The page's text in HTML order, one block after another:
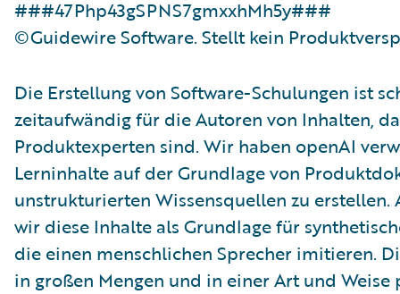
###47Php43gSPNS7gmxxhMh5y###
©Guidewire Software. Stellt kein
Die Erstellung von Software-Schulungen ist
zeitaufwändig für die Autoren von Inhalten,
Produktexperten sind. Wir haben openAI
Lerninhalte auf der Grundlage von
unstrukturierten Wissensquellen zu erstellen.
wir diese Inhalte als Grundlage für
die einen menschlichen Sprecher imitieren.
in großen Mengen und in einer Art und